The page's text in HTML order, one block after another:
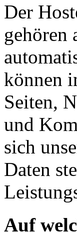
Der
gehören
können
Seiten,
und
sich
Daten
Auf